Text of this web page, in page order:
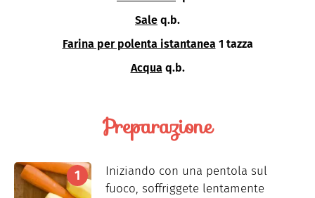
Sale q.b.
Farina per polenta istantanea 1 tazza
Acqua q.b.
Preparazione
Iniziando con una pentola sul
fuoco, soffriggete lentamente